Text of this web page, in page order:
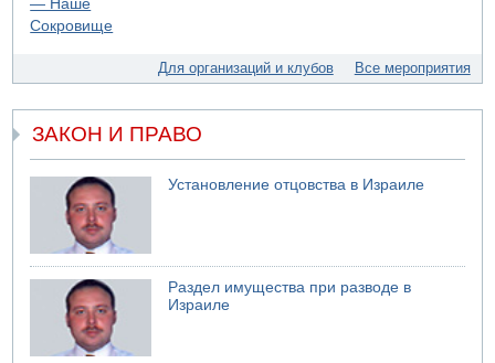
Моджтаба Хаменеи в плохом состоянии
Министр обороны ушел с заседания кабинета на
свадьбу
Для организаций и клубов Все мероприятия
ЗАКОН И ПРАВО
Установление отцовства в Израиле
Раздел имущества при разводе в
Израиле